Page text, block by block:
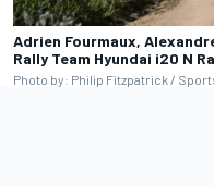
Adrien Fourmaux,
Rally Team Hyundai i20 N
Photo by: Philip Fitzpatrick /